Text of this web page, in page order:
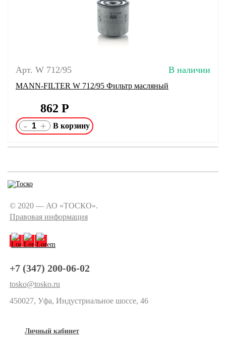
Арт. W 712/95 В наличии
MANN-FILTER W 712/95 Фильтр масляный
862 Р
- +
© 2020 — АО «ТОСКО».
Правовая информация
+7 (347) 200-06-02
tosko@tosko.ru
450027, Уфа, Индустриальное шоссе, 46
Личный кабинет